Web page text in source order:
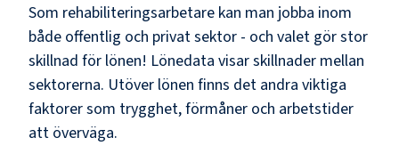
Som rehabiliteringsarbetare kan man jobba inom
både offentlig och privat sektor - och valet gör stor
skillnad för lönen! Lönedata visar skillnader mellan
sektorerna. Utöver lönen finns det andra viktiga
faktorer som trygghet, förmåner och arbetstider
att överväga.